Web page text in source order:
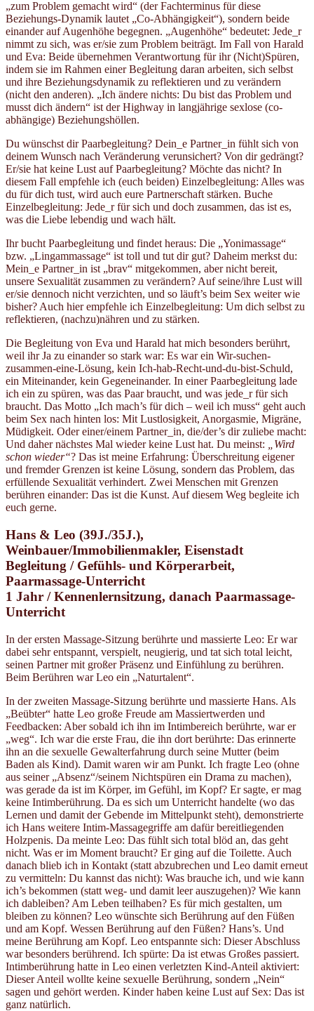
„zum Problem gemacht wird“ (der Fachterminus für diese
Beziehungs-Dynamik lautet „Co-Abhängigkeit“), sondern beide
einander auf Augenhöhe begegnen. „Augenhöhe“ bedeutet: Jede_r
nimmt zu sich, was er/sie zum Problem beiträgt. Im Fall von Harald
und Eva: Beide übernehmen Verantwortung für ihr (Nicht)Spüren,
indem sie im Rahmen einer Begleitung daran arbeiten, sich selbst
und ihre Beziehungsdynamik zu reflektieren und zu verändern
(nicht den anderen). „Ich ändere nichts: Du bist das Problem und
musst dich ändern“ ist der Highway in langjährige sexlose (co-
abhängige) Beziehungshöllen.
Du wünschst dir Paarbegleitung? Dein_e Partner_in fühlt sich von
deinem Wunsch nach Veränderung verunsichert? Von dir gedrängt?
Er/sie hat keine Lust auf Paarbegleitung? Möchte das nicht? In
diesem Fall empfehle ich (euch beiden) Einzelbegleitung: Alles was
du für dich tust, wird auch eure Partnerschaft stärken. Buche
Einzelbegleitung: Jede_r für sich und doch zusammen, das ist es,
was die Liebe lebendig und wach hält.
Ihr bucht Paarbegleitung und findet heraus: Die „Yonimassage“
bzw. „Lingammassage“ ist toll und tut dir gut? Daheim merkst du:
Mein_e Partner_in ist „brav“ mitgekommen, aber nicht bereit,
unsere Sexualität zusammen zu verändern? Auf seine/ihre Lust will
er/sie dennoch nicht verzichten, und so läuft’s beim Sex weiter wie
bisher? Auch hier empfehle ich Einzelbegleitung: Um dich selbst zu
reflektieren, (nachzu)nähren und zu stärken.
Die Begleitung von Eva und Harald hat mich besonders berührt,
weil ihr Ja zu einander so stark war: Es war ein Wir-suchen-
zusammen-eine-Lösung, kein Ich-hab-Recht-und-du-bist-Schuld,
ein Miteinander, kein Gegeneinander. In einer Paarbegleitung lade
ich ein zu spüren, was das Paar braucht, und was jede_r für sich
braucht. Das Motto „Ich mach’s für dich – weil ich muss“ geht auch
beim Sex nach hinten los: Mit Lustlosigkeit, Anorgasmie, Migräne,
Müdigkeit. Oder einer/einem Partner_in, die/der’s dir zuliebe macht:
Und daher nächstes Mal wieder keine Lust hat. Du meinst: „Wird
schon wieder“? Das ist meine Erfahrung: Überschreitung eigener
und fremder Grenzen ist keine Lösung, sondern das Problem, das
erfüllende Sexualität verhindert. Zwei Menschen mit Grenzen
berühren einander: Das ist die Kunst. Auf diesem Weg begleite ich
euch gerne.
Hans & Leo (39J./35J.),
Weinbauer/Immobilienmakler, Eisenstadt
Begleitung / Gefühls- und Körperarbeit,
Paarmassage-Unterricht
1 Jahr / Kennenlernsitzung, danach Paarmassage-
Unterricht
In der ersten Massage-Sitzung berührte und massierte Leo: Er war
dabei sehr entspannt, verspielt, neugierig, und tat sich total leicht,
seinen Partner mit großer Präsenz und Einfühlung zu berühren.
Beim Berühren war Leo ein „Naturtalent“.
In der zweiten Massage-Sitzung berührte und massierte Hans. Als
„Beübter“ hatte Leo große Freude am Massiertwerden und
Feedbacken: Aber sobald ich ihn im Intimbereich berührte, war er
„weg“. Ich war die erste Frau, die ihn dort berührte: Das erinnerte
ihn an die sexuelle Gewalterfahrung durch seine Mutter (beim
Baden als Kind). Damit waren wir am Punkt. Ich fragte Leo (ohne
aus seiner „Absenz“/seinem Nichtspüren ein Drama zu machen),
was gerade da ist im Körper, im Gefühl, im Kopf? Er sagte, er mag
keine Intimberührung. Da es sich um Unterricht handelte (wo das
Lernen und damit der Gebende im Mittelpunkt steht), demonstrierte
ich Hans weitere Intim-Massagegriffe am dafür bereitliegenden
Holzpenis. Da meinte Leo: Das fühlt sich total blöd an, das geht
nicht. Was er im Moment braucht? Er ging auf die Toilette. Auch
danach blieb ich in Kontakt (statt abzubrechen und Leo damit erneut
zu vermitteln: Du kannst das nicht): Was brauche ich, und wie kann
ich’s bekommen (statt weg- und damit leer auszugehen)? Wie kann
ich dableiben? Am Leben teilhaben? Es für mich gestalten, um
bleiben zu können? Leo wünschte sich Berührung auf den Füßen
und am Kopf. Wessen Berührung auf den Füßen? Hans’s. Und
meine Berührung am Kopf. Leo entspannte sich: Dieser Abschluss
war besonders berührend. Ich spürte: Da ist etwas Großes passiert.
Intimberührung hatte in Leo einen verletzten Kind-Anteil aktiviert:
Dieser Anteil wollte keine sexuelle Berührung, sondern „Nein“
sagen und gehört werden. Kinder haben keine Lust auf Sex: Das ist
ganz natürlich.